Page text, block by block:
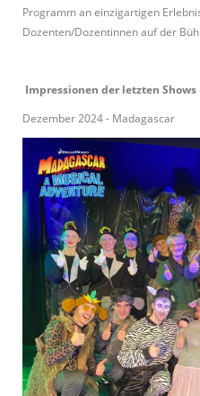
Programm an einzigartigen
Dozenten/Dozentinnen auf der
Impressionen der letzten Shows
Dezember 2024 - Madagascar